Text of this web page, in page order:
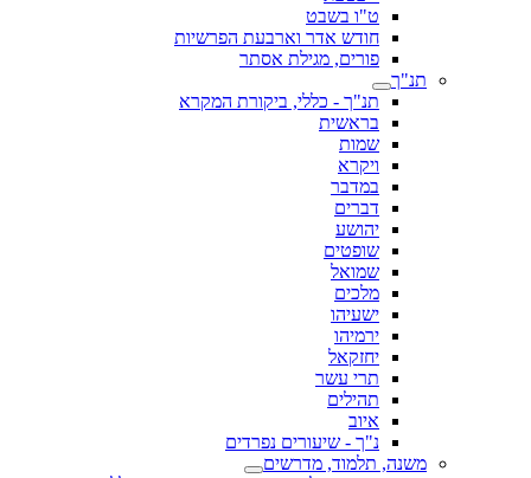
ט"ו בשבט
חודש אדר וארבעת הפרשיות
פורים, מגילת אסתר
תנ"ך
תנ"ך - כללי, ביקורת המקרא
בראשית
שמות
ויקרא
במדבר
דברים
יהושע
שופטים
שמואל
מלכים
ישעיהו
ירמיהו
יחזקאל
תרי עשר
תהילים
איוב
נ"ך - שיעורים נפרדים
משנה, תלמוד, מדרשים